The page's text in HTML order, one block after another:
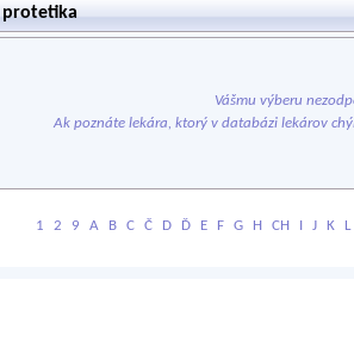
Vášmu výberu
Ak poznáte lekára, ktorý v databázi lekárov
1 2 9 A B C Č D Ď E F G H CH I J K L